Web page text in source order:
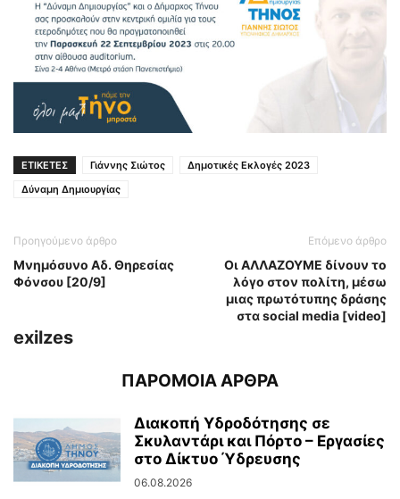
ΕΤΙΚΕΤΕΣ Γιάννης Σιώτος
Δημοτικές Εκλογές 2023
Δύναμη Δημιουργίας
Προηγούμενο άρθρο
Μνημόσυνο Αδ. Θηρεσίας
Φόνσου [20/9]
Επόμενο άρθρο
Οι ΑΛΛΑΖΟΥΜΕ δίνουν το
λόγο στον πολίτη, μέσω
μιας πρωτότυπης δράσης
στα social media [video]
exilzes
ΠΑΡΟΜΟΙΑ ΑΡΘΡΑ
Διακοπή Υδροδότησης σε
Σκυλαντάρι και Πόρτο – Εργασίες
στο Δίκτυο Ύδρευσης
06.08.2026